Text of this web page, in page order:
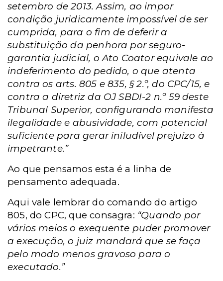
setembro de 2013. Assim, ao impor
condição juridicamente impossível de ser
cumprida, para o fim de deferir a
substituição da penhora por seguro-
garantia judicial, o Ato Coator equivale ao
indeferimento do pedido, o que atenta
contra os arts. 805 e 835, § 2.º, do CPC/15, e
contra a diretriz da OJ SBDI-2 n.º 59 deste
Tribunal Superior, configurando manifesta
ilegalidade e abusividade, com potencial
suficiente para gerar iniludível prejuízo à
impetrante.”
Ao que pensamos esta é a linha de
pensamento adequada.
Aqui vale lembrar do comando do artigo
805, do CPC, que consagra: “Quando por
vários meios o exequente puder promover
a execução, o juiz mandará que se faça
pelo modo menos gravoso para o
executado.”